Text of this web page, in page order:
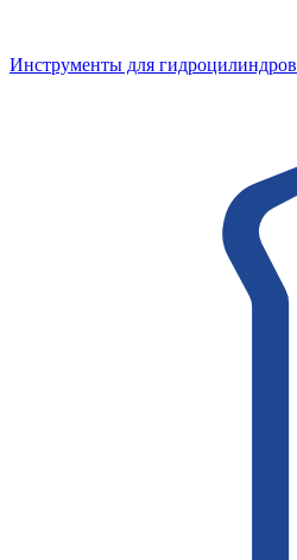
Инструменты для гидроцилиндров